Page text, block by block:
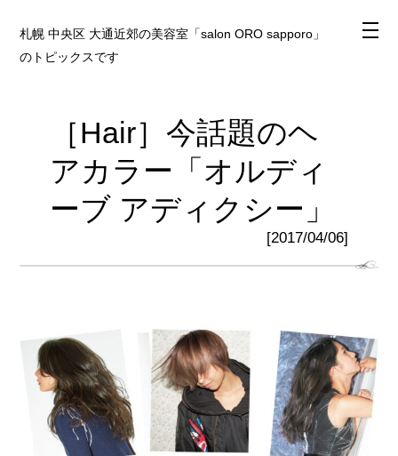
札幌 中央区 大通近郊の美容室「salon ORO sapporo」
のトピックスです
［Hair］今話題のヘ
アカラー「オルディ
ーブ アディクシー」
[2017/04/06]